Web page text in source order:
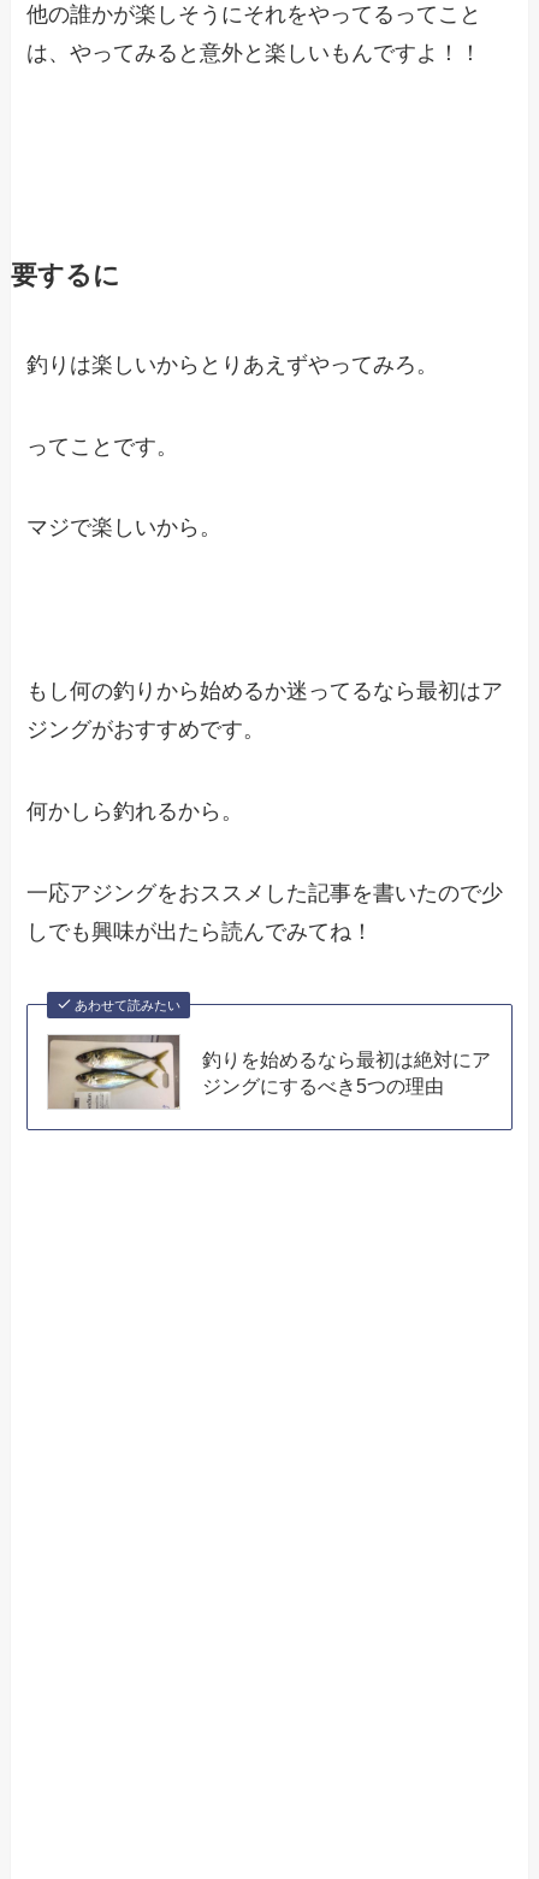
他の誰かが楽しそうにそれをやってるってこと
は、やってみると意外と楽しいもんですよ！！
要するに
釣りは楽しいからとりあえずやってみろ。
ってことです。
マジで楽しいから。
もし何の釣りから始めるか迷ってるなら最初はア
ジングがおすすめです。
何かしら釣れるから。
一応アジングをおススメした記事を書いたので少
しでも興味が出たら読んでみてね！
あわせて読みたい
釣りを始めるなら最初は絶対にア
ジングにするべき5つの理由